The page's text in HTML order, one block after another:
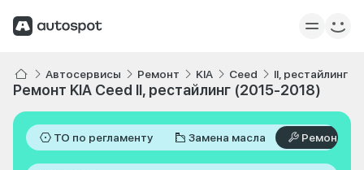
Автосервисы Ремонт KIA Ceed II, рестайлинг
Ремонт KIA Ceed II, рестайлинг (2015-2018)
ТО по регламенту Замена масла Ремонт